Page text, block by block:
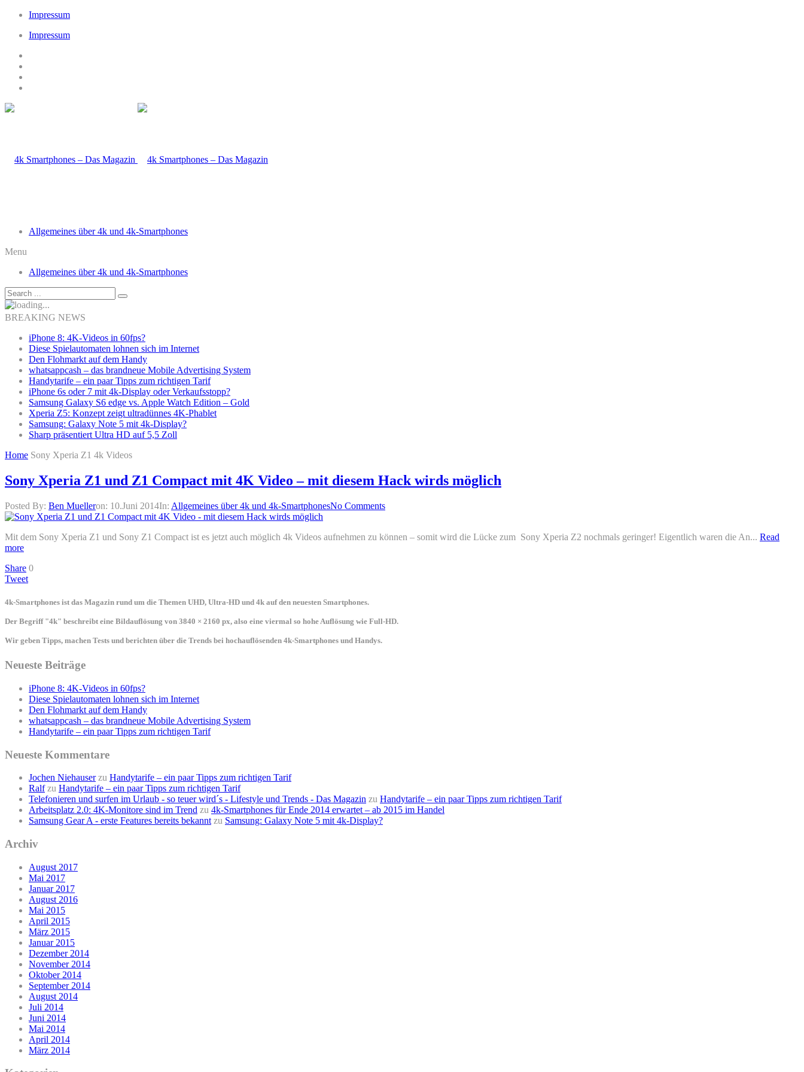
Impressum
Impressum
Allgemeines über 4k und 4k-Smartphones
Menu
Allgemeines über 4k und 4k-Smartphones
BREAKING NEWS
iPhone 8: 4K-Videos in 60fps?
Diese Spielautomaten lohnen sich im Internet
Den Flohmarkt auf dem Handy
whatsappcash – das brandneue Mobile Advertising System
Handytarife – ein paar Tipps zum richtigen Tarif
iPhone 6s oder 7 mit 4k-Display oder Verkaufsstopp?
Samsung Galaxy S6 edge vs. Apple Watch Edition – Gold
Xperia Z5: Konzept zeigt ultradünnes 4K-Phablet
Samsung: Galaxy Note 5 mit 4k-Display?
Sharp präsentiert Ultra HD auf 5,5 Zoll
Home Sony Xperia Z1 4k Videos
Sony Xperia Z1 und Z1 Compact mit 4K Video – mit diesem Hack wirds möglich
Posted By: Ben Muelleron: 10.Juni 2014In: Allgemeines über 4k und 4k-SmartphonesNo Comments
Mit dem Sony Xperia Z1 und Sony Z1 Compact ist es jetzt auch möglich 4k Videos aufnehmen zu können – somit wird die Lücke zum Sony Xperia Z2 nochmals geringer! Eigentlich waren die An... Read
more
Share 0
Tweet
4k-Smartphones ist das Magazin rund um die Themen UHD, Ultra-HD und 4k auf den neuesten Smartphones.
Der Begriff "4k" beschreibt eine Bildauflösung von 3840 × 2160 px, also eine viermal so hohe Auflösung wie Full-HD.
Wir geben Tipps, machen Tests und berichten über die Trends bei hochauflösenden 4k-Smartphones und Handys.
Neueste Beiträge
iPhone 8: 4K-Videos in 60fps?
Diese Spielautomaten lohnen sich im Internet
Den Flohmarkt auf dem Handy
whatsappcash – das brandneue Mobile Advertising System
Handytarife – ein paar Tipps zum richtigen Tarif
Neueste Kommentare
Jochen Niehauserzu Handytarife – ein paar Tipps zum richtigen Tarif
Ralfzu Handytarife – ein paar Tipps zum richtigen Tarif
Telefonieren und surfen im Urlaub - so teuer wird´s - Lifestyle und Trends - Das Magazin zu Handytarife – ein paar Tipps zum richtigen Tarif
Arbeitsplatz 2.0: 4K-Monitore sind im Trend zu 4k-Smartphones für Ende 2014 erwartet – ab 2015 im Handel
Samsung Gear A - erste Features bereits bekannt zu Samsung: Galaxy Note 5 mit 4k-Display?
Archiv
August 2017
Mai 2017
Januar 2017
August 2016
Mai 2015
April 2015
März 2015
Januar 2015
Dezember 2014
November 2014
Oktober 2014
September 2014
August 2014
Juli 2014
Juni 2014
Mai 2014
April 2014
März 2014